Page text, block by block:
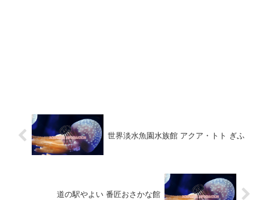
世界淡水魚園水族館 アクア・トト ぎふ
道の駅やよい 番匠おさかな館